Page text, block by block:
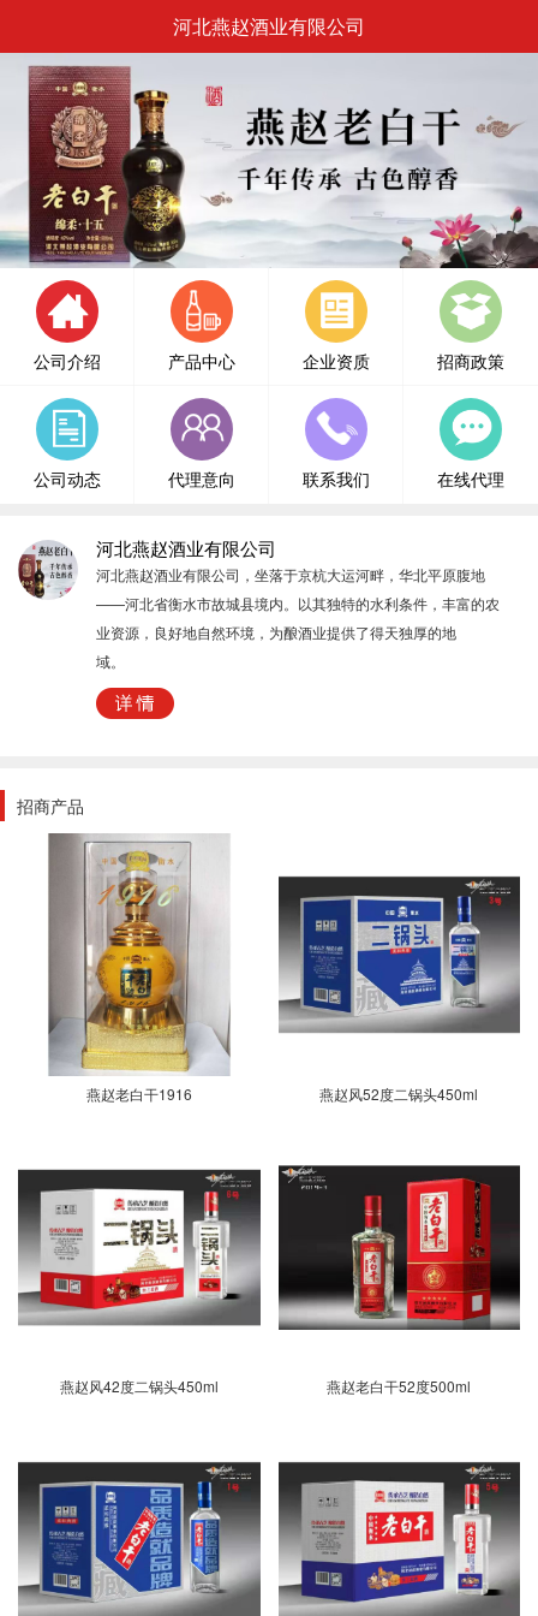
河北燕赵酒业有限公司
公司介绍 产品中心 企业资质 招商政策
公司动态 代理意向 联系我们 在线代理
河北燕赵酒业有限公司
河北燕赵酒业有限公司，坐落于京杭大运河畔，华北平原腹地
——河北省衡水市故城县境内。以其独特的水利条件，丰富的农
业资源，良好地自然环境，为酿酒业提供了得天独厚的地
域。
招商产品
燕赵老白干1916 燕赵风52度二锅头450ml
燕赵风42度二锅头450ml 燕赵老白干52度500ml